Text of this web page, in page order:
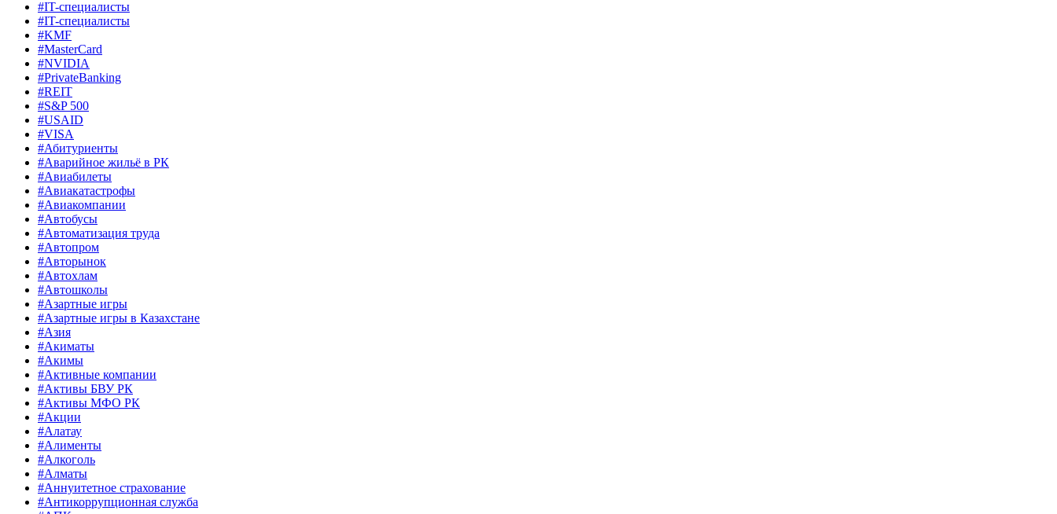
#IT-специалисты
#IT-специалисты
#KMF
#MasterCard
#NVIDIA
#PrivateBanking
#REIT
#S&P 500
#USAID
#VISA
#Абитуриенты
#Аварийное жильё в РК
#Авиабилеты
#Авиакатастрофы
#Авиакомпании
#Автобусы
#Автоматизация труда
#Автопром
#Авторынок
#Автохлам
#Автошколы
#Азартные игры
#Азартные игры в Казахстане
#Азия
#Акиматы
#Акимы
#Активные компании
#Активы БВУ РК
#Активы МФО РК
#Акции
#Алатау
#Алименты
#Алкоголь
#Алматы
#Аннуитетное страхование
#Антикоррупционная служба